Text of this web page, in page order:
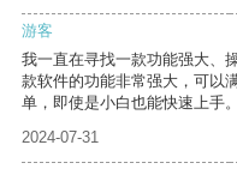
游客
我一直在寻找一款功能强大、
款软件的功能非常强大，可以
单，即使是小白也能快速上手。
2024-07-31